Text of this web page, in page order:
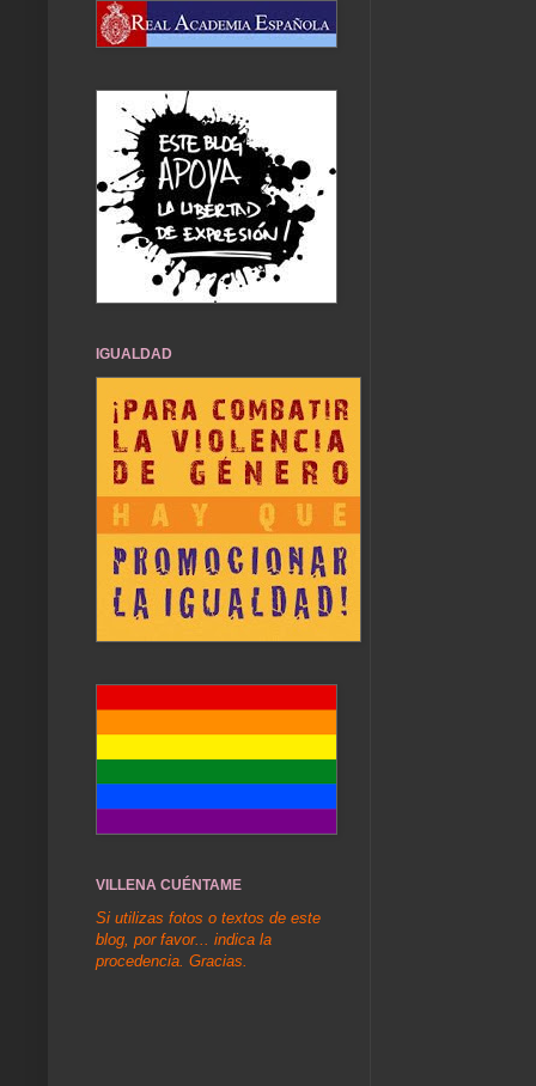
IGUALDAD
VILLENA CUÉNTAME
Si utilizas fotos o textos de este
blog, por favor... indica la
procedencia. Gracias.